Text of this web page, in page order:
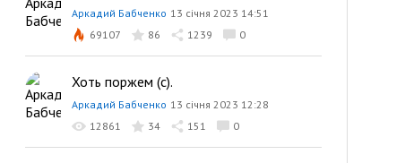
Аркадий Бабченко 13 січня 2023 14:51
69107
86 1239 0
Хоть поржем (с).
Аркадий Бабченко 13 січня 2023 12:28
12861
34 151 0